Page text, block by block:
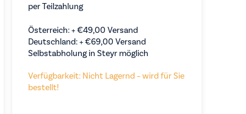
per Teilzahlung
Österreich: +€49,00 Versand
Deutschland: +€69,00 Versand
Selbstabholung in Steyr möglich
Verfügbarkeit: Nicht Lagernd – wird für Sie
bestellt!